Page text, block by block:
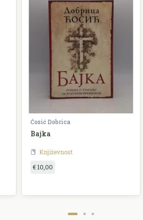
Ćosić Dobrica
Bajka
Književnost
€ 10,00